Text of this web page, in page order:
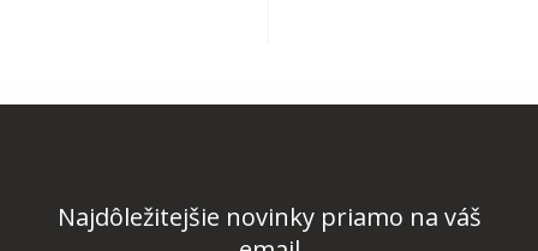
Najdôležitejšie novinky priamo na váš